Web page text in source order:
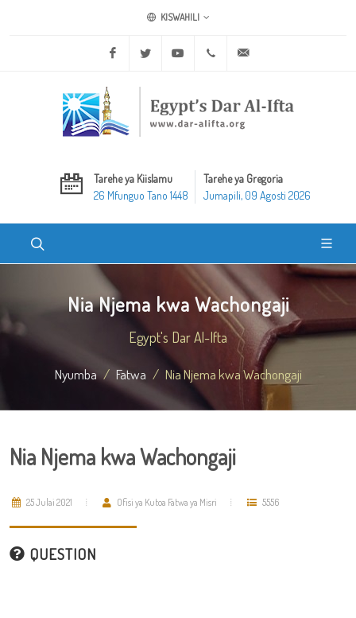
KISWAHILI
Facebook Twitter Youtube +20 2 25970400
Tarehe ya Kiislamu
26 Mfunguo Tano 1448
Tarehe ya Gregoria
Jumapili, 09 Agosti 2026
Nia Njema kwa Wachongaji
Egypt's Dar Al-Ifta
Nyumba Fatwa Nia Njema kwa Wachongaji
Nia Njema kwa Wachongaji
25 Julai 2021 Ofisi ya Kutoa Fatwa ya Misri 5556
QUESTION